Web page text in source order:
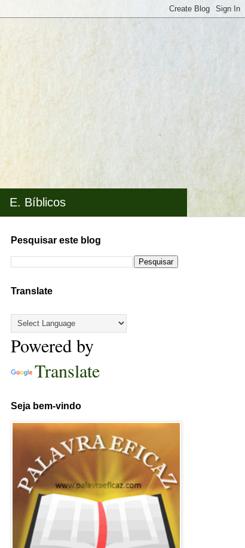
E. Bíblicos
Pesquisar este blog
Translate
Powered by
Translate
Seja bem-vindo